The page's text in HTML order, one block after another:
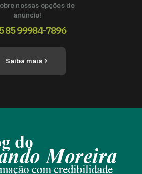
nossas opções de
anúncio!
85 99984-7896
Saiba mais